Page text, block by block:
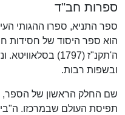
ספרות חב"ד
ספר התניא, ספרו ההגותי
הוא ספר היסוד של חסידות
ובשפות רבות.
שם החלק הראשון של הספר,
תפיסת העולם שבמרכזו.